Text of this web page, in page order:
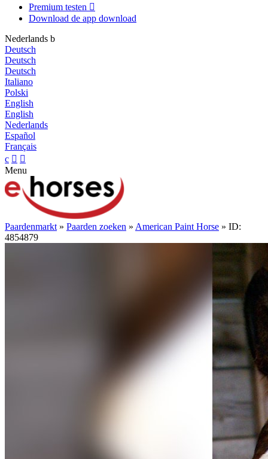
Premium testen 
Download de app download
Nederlands b
Deutsch
Deutsch
Deutsch
Italiano
Polski
English
English
Nederlands
Español
Français
c  
Menu
Paardenmarkt » Paarden zoeken » American Paint Horse » ID:
4854879